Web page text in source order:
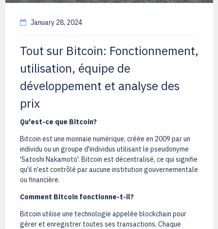
January 28, 2024
Tout sur Bitcoin: Fonctionnement,
utilisation, équipe de
développement et analyse des
prix
Qu'est-ce que Bitcoin?
Bitcoin est une monnaie numérique, créée en 2009 par un
individu ou un groupe d'individus utilisant le pseudonyme
'Satoshi Nakamoto'. Bitcoin est décentralisé, ce qui signifie
qu'il n'est contrôlé par aucune institution gouvernementale
ou financière.
Comment Bitcoin fonctionne-t-il?
Bitcoin utilise une technologie appelée blockchain pour
gérer et enregistrer toutes ses transactions. Chaque